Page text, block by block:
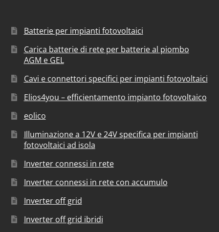
Batterie per impianti fotovoltaici
Carica batterie di rete per batterie al piombo
AGM e GEL
Cavi e connettori specifici per impianti fotovoltaici
Elios4you – efficientamento impianto fotovoltaico
eolico
Illuminazione a 12V e 24V specifica per impianti
fotovoltaici ad isola
Inverter connessi in rete
Inverter connessi in rete con accumulo
Inverter off grid
Inverter off grid ibridi